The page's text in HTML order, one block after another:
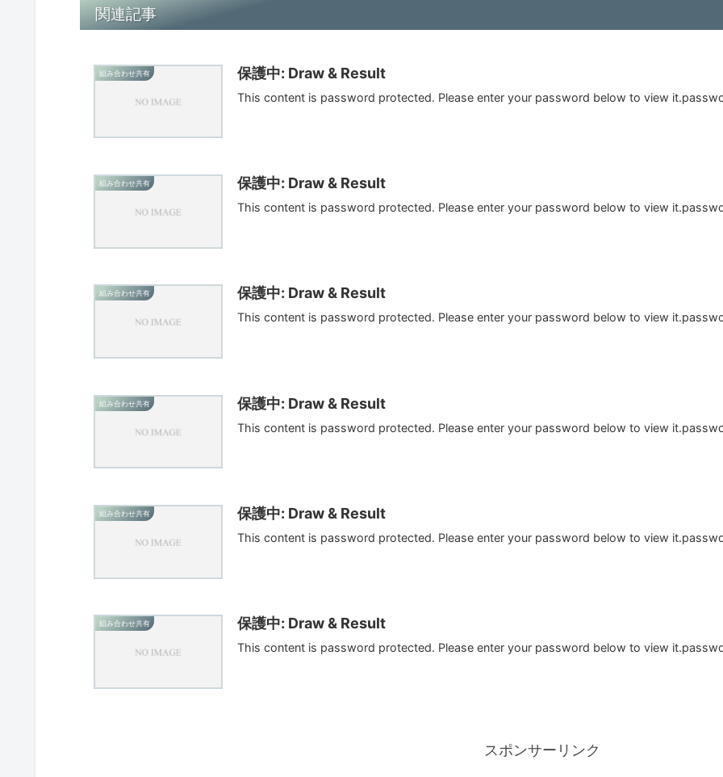
関連記事
組み合わせ共有 保護中: Draw & Result
This content is password protected. Please enter your password below to view
組み合わせ共有 保護中: Draw & Result
This content is password protected. Please enter your password below to view
組み合わせ共有 保護中: Draw & Result
This content is password protected. Please enter your password below to view
組み合わせ共有 保護中: Draw & Result
This content is password protected. Please enter your password below to view
組み合わせ共有 保護中: Draw & Result
This content is password protected. Please enter your password below to view
組み合わせ共有 保護中: Draw & Result
This content is password protected. Please enter your password below to view
スポンサーリンク